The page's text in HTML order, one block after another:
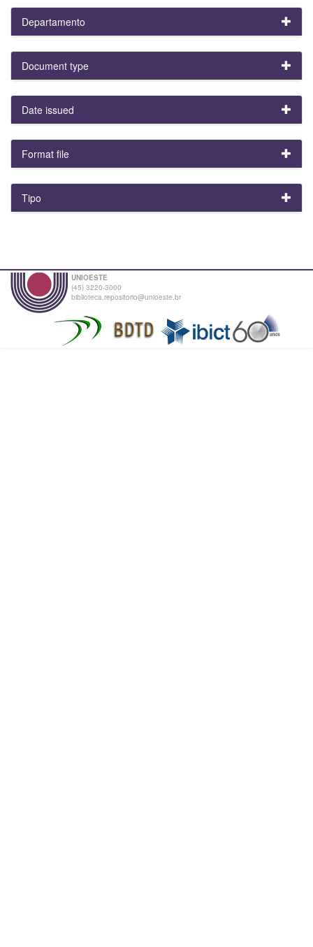
Departamento
Document type
Date issued
Format file
Tipo
UNIOESTE
(45) 3220-3000
biblioteca.repositorio@unioeste.br